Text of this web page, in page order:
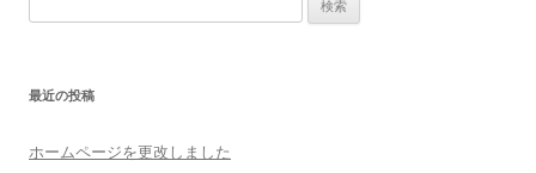
最近の投稿
ホームページを更改しました